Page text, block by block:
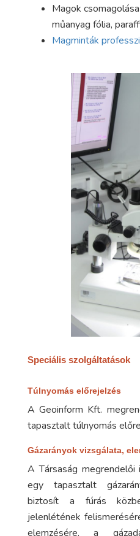
Magok
műanyag fólia,
Magminták
Speciális szolgáltatások
Túlnyomás előrejelzés
A Geoinform Kft.
tapasztalt túlnyomás
Gázarányok vizsgálata,
A Társaság megrendelői
egy tapasztalt
biztosít a fúrás
jelenlétének
elemzésére, a